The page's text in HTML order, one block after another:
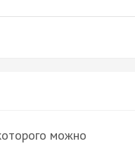
можно